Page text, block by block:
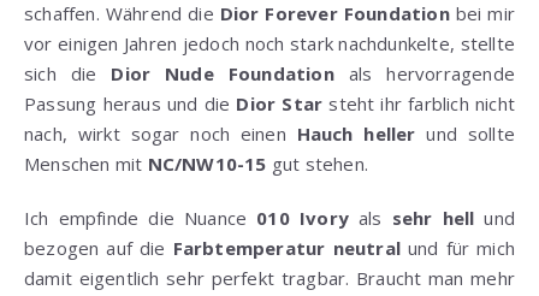
schaffen. Während die Dior Forever Foundationbei mir
vor einigen Jahren jedoch noch stark nachdunkelte, stellte
sich die Dior Nude Foundationals hervorragende
Passung heraus und die Dior Star steht ihr farblich nicht
nach, wirkt sogar noch einen Hauch heller und sollte
Menschen mit NC/NW10-15 gut stehen.
Ich empfinde die Nuance 010 Ivory als sehr hell und
bezogen auf die Farbtemperatur neutralund für mich
damit eigentlich sehr perfekt tragbar. Braucht man mehr